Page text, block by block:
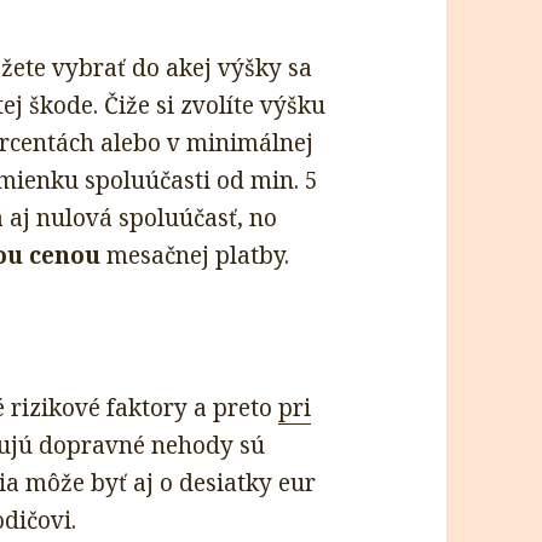
vybrať do akej výšky sa
škode. Čiže si zvolíte výšku
alebo v minimálnej
spoluúčasti od min. 5
nulová spoluúčasť, no
cenoumesačnej platby.
rizikové faktory a pretopri
dopravné nehody sú
môže byť aj o desiatky eur